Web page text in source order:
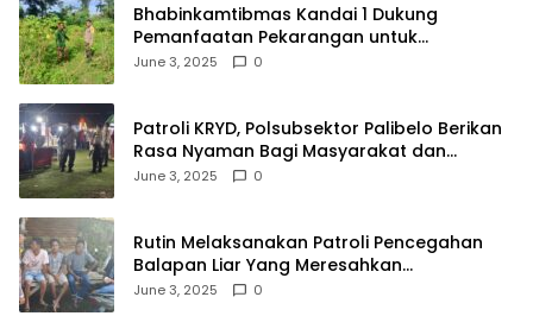
Bhabinkamtibmas Kandai 1 Dukung
Pemanfaatan Pekarangan untuk
Ketahanan Pangan Menuju Indonesia Emas
June 3, 2025 0
Patroli KRYD, Polsubsektor Palibelo Berikan
Rasa Nyaman Bagi Masyarakat dan
Antisipasi Aksi Menjurus Premanisme
June 3, 2025 0
Rutin Melaksanakan Patroli Pencegahan
Balapan Liar Yang Meresahkan
Masyarakat, Polsek Soromandi
June 3, 2025 0